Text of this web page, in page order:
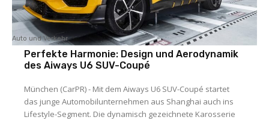
Auto und Verkehr
Perfekte Harmonie: Design und Aerodynamik
des Aiways U6 SUV-Coupé
München (CarPR) - Mit dem Aiways U6 SUV-Coupé startet
das junge Automobilunternehmen aus Shanghai auch ins
Lifestyle-Segment. Die dynamisch gezeichnete Karosserie